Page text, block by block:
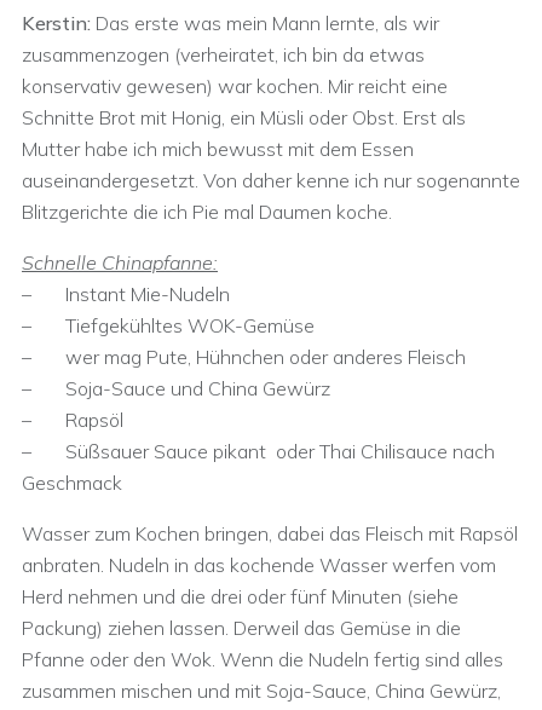
Kerstin: Das erste was mein Mann lernte, als wir
zusammenzogen (verheiratet, ich bin da etwas
konservativ gewesen) war kochen. Mir reicht eine
Schnitte Brot mit Honig, ein Müsli oder Obst. Erst als
Mutter habe ich mich bewusst mit dem Essen
auseinandergesetzt. Von daher kenne ich nur sogenannte
Blitzgerichte die ich Pie mal Daumen koche.
Schnelle Chinapfanne:
– Instant Mie-Nudeln
– Tiefgekühltes WOK-Gemüse
– wer mag Pute, Hühnchen oder anderes Fleisch
– Soja-Sauce und China Gewürz
– Rapsöl
– Süßsauer Sauce pikant oder Thai Chilisauce nach
Geschmack
Wasser zum Kochen bringen, dabei das Fleisch mit Rapsöl
anbraten. Nudeln in das kochende Wasser werfen vom
Herd nehmen und die drei oder fünf Minuten (siehe
Packung) ziehen lassen. Derweil das Gemüse in die
Pfanne oder den Wok. Wenn die Nudeln fertig sind alles
zusammen mischen und mit Soja-Sauce, China Gewürz,